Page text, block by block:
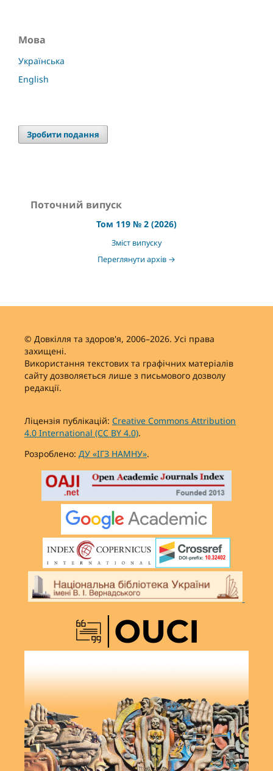
Мова
Українська
English
Зробити подання
Поточний випуск
Том 119 № 2 (2026)
Зміст випуску
Переглянути архів →
© Довкілля та здоров'я, 2006–2026. Усі права
захищені.
Використання текстових та графічних матеріалів
сайту дозволяється лише з письмового дозволу
редакції.
Ліцензія публікацій: Creative Commons Attribution
4.0 International (CC BY 4.0).
Розроблено: ДУ «ІГЗ НАМНУ».